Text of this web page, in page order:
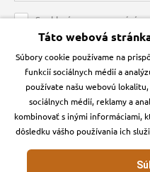
Obchodné podmienky
Kontakt
Podmienky ochrany
Zásady používanie cookies
Souhlasím se zpracováním
ochrany osobních údajů
Krmiva Pučálka na
Instagran Facebook
Táto webová
Súbory cookie používame na
funkcií sociálnych médií a
používate našu webovú
sociálnych médií, reklamy a
kombinovať s inými informáciami,
dôsledku vášho používania ich